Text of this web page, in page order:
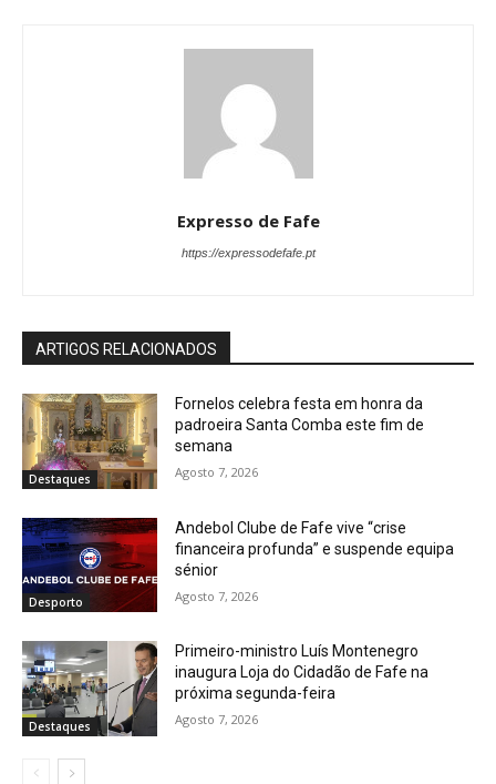
Expresso de Fafe
https://expressodefafe.pt
ARTIGOS RELACIONADOS
Destaques
Fornelos celebra festa em honra da
padroeira Santa Comba este fim de
semana
Agosto 7, 2026
Desporto
Andebol Clube de Fafe vive “crise
financeira profunda” e suspende equipa
sénior
Agosto 7, 2026
Destaques
Primeiro-ministro Luís Montenegro
inaugura Loja do Cidadão de Fafe na
próxima segunda-feira
Agosto 7, 2026